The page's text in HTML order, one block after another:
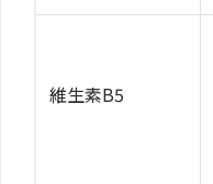
維生素B5